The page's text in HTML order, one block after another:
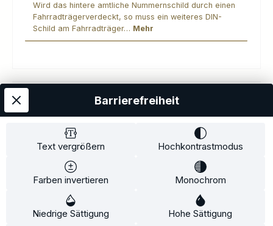
Wird das hintere amtliche Nummernschild durch einen
Fahrradträgerverdeckt, so muss ein weiteres DIN-
Schild am Fahrradträger… Mehr
Kostenloser Versand
Datenschutz
Widerrufsrecht
Widerrufsformular
Zahlung und Versand
Copyright© 2020-2025 Faventis GmbH. All Rights Reserved
Text vergrößern Hochkontrastmodus
Farben invertieren Monochrom
Niedrige Sättigung Hohe Sättigung
Barrierefreiheit